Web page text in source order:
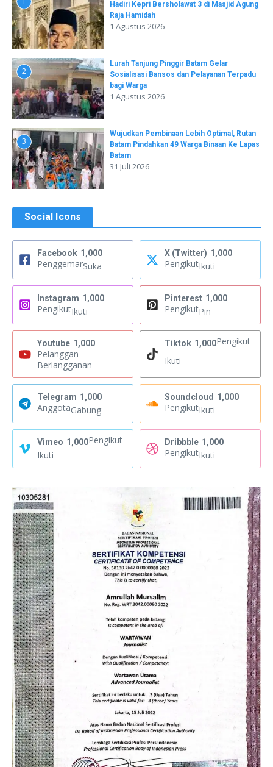
Hadiri Kepri Bersholawat 3 di Masjid Agung
Raja Hamidah
1 Agustus 2026
2
Lurah Tanjung Pinggir Batam Gelar
Sosialisasi Bansos dan Pelayanan Terpadu
bagi Warga
1 Agustus 2026
3
Wujudkan Pembinaan Lebih Optimal, Rutan
Batam Pindahkan 49 Warga Binaan Ke Lapas
Batam
31 Juli 2026
Social Icons
Facebook 1,000
PenggemarSuka
X (Twitter) 1,000
PengikutIkuti
Instagram 1,000
PengikutIkuti
Pinterest 1,000
PengikutPin
Youtube 1,000
Pelanggan
Berlangganan
Tiktok 1,000Pengikut
Ikuti
Telegram 1,000
AnggotaGabung
Soundcloud 1,000
PengikutIkuti
Vimeo 1,000Pengikut
Ikuti
Dribbble 1,000
PengikutIkuti